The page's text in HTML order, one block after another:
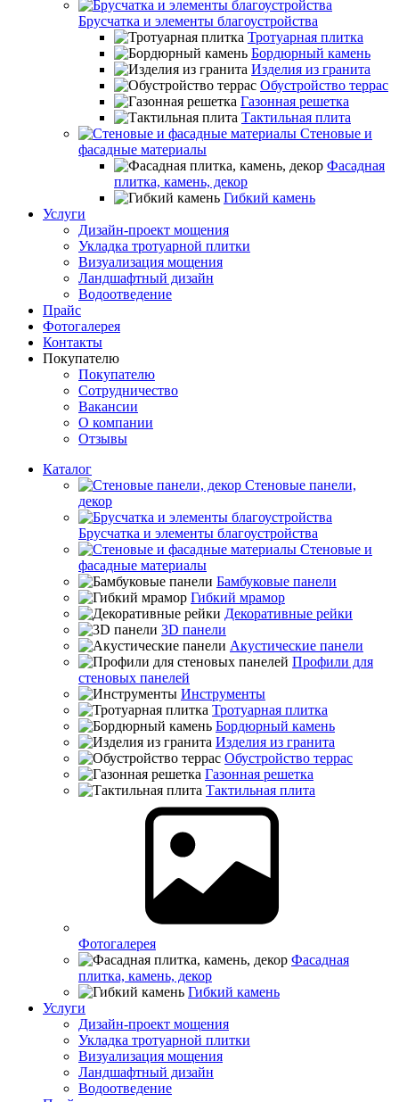
Брусчатка и элементы благоустройства
Тротуарная плитка
Бордюрный камень
Изделия из гранита
Обустройство террас
Газонная решетка
Тактильная плита
Стеновые и
фасадные материалы
Фасадная
плитка, камень, декор
Гибкий камень
Услуги
Дизайн-проект мощения
Укладка тротуарной плитки
Визуализация мощения
Ландшафтный дизайн
Водоотведение
Прайс
Фотогалерея
Контакты
Покупателю
Покупателю
Сотрудничество
Вакансии
О компании
Отзывы
Каталог
Стеновые панели,
декор
Брусчатка и элементы благоустройства
Стеновые и
фасадные материалы
Бамбуковые панели
Гибкий мрамор
Декоративные рейки
3D панели
Акустические панели
Профили для
стеновых панелей
Инструменты
Тротуарная плитка
Бордюрный камень
Изделия из гранита
Обустройство террас
Газонная решетка
Тактильная плита
Фотогалерея
Фасадная
плитка, камень, декор
Гибкий камень
Услуги
Дизайн-проект мощения
Укладка тротуарной плитки
Визуализация мощения
Ландшафтный дизайн
Водоотведение